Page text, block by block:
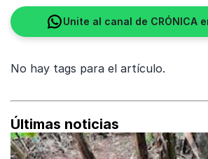
Unite al canal de CRÓNICA
No hay tags para el artículo.
Últimas noticias